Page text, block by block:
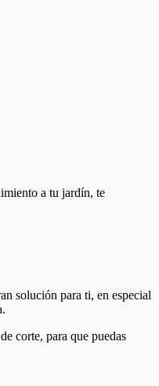
a tu jardín, te
solución para ti, en especial
corte, para que puedas